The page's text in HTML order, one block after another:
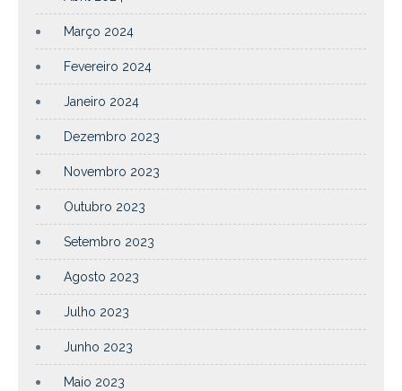
Março 2024
Fevereiro 2024
Janeiro 2024
Dezembro 2023
Novembro 2023
Outubro 2023
Setembro 2023
Agosto 2023
Julho 2023
Junho 2023
Maio 2023